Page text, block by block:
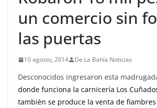
un comercio sin
las puertas
10 agosto, 2014 De La Bahía Noticias
Desconocidos ingresaron esta
donde funciona la carnicería Los
tambièn se produce la venta de